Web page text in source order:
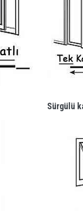
Sürgülü